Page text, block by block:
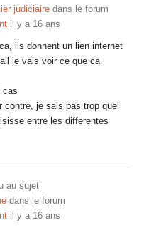
judiciaire dans le forum
il y a 16 ans
ils donnent un lien internet
je vais voir ce que ca
cas
contre, je sais pas trop quel
entre les differentes
au sujet
dans le forum
il y a 16 ans